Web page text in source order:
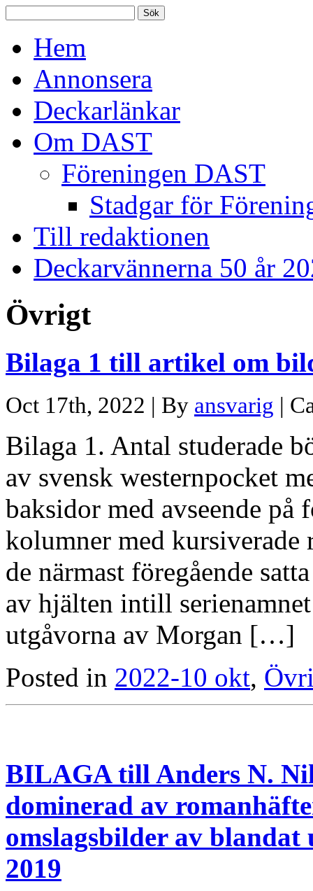
Hem
Annonsera
Deckarlänkar
Om DAST
Föreningen DAST
Stadgar för
Till redaktionen
Deckarvännerna 50 år
Övrigt
Bilaga 1 till artikel om
Oct 17th, 2022 | By ansvarig |
Bilaga 1. Antal studerade
av svensk westernpocket
baksidor med avseende
kolumner med
de närmast föregående
av hjälten intill
utgåvorna av Morgan […]
Posted in 2022-10 okt,
BILAGA till Anders N.
dominerad av
omslagsbilder av
2019